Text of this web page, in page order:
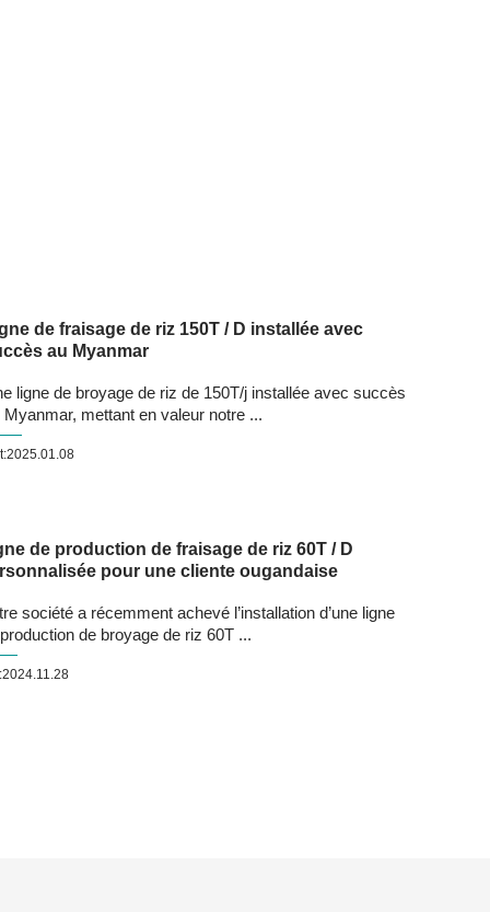
de fraisage de riz 150T / D installée avec
au Myanmar
ligne de broyage de riz de 150T/j installée avec succès
Myanmar, mettant en valeur notre ...
de production de fraisage de riz 60T / D
pour une cliente ougandaise
société a récemment achevé l’installation d’une ligne
de broyage de riz 60T ...